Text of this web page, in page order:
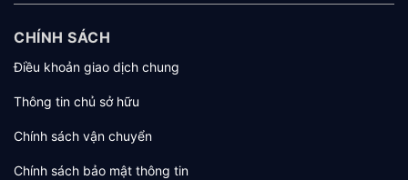
CHÍNH SÁCH
Điều khoản giao dịch chung
Thông tin chủ sở hữu
Chính sách vận chuyển
Chính sách bảo mật thông tin